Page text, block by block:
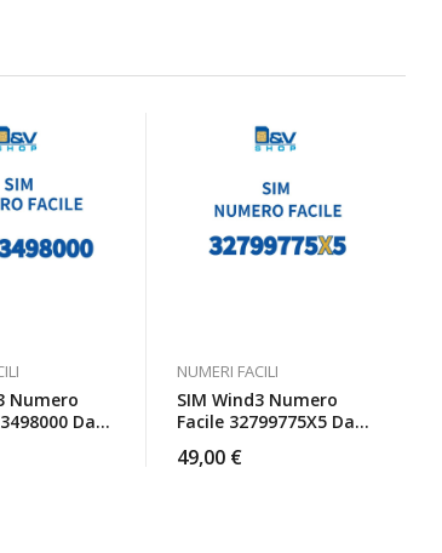
Numero
Da
NUMERI FACILI
SIM Wind3 Numero
Facile 32799775X5 Da
49,00 €